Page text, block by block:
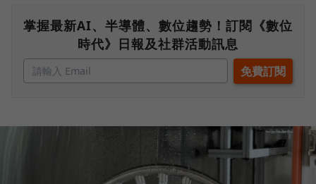
掌握最新AI、半導體、數位趨勢！訂閱《數位
時代》日報及社群活動訊息